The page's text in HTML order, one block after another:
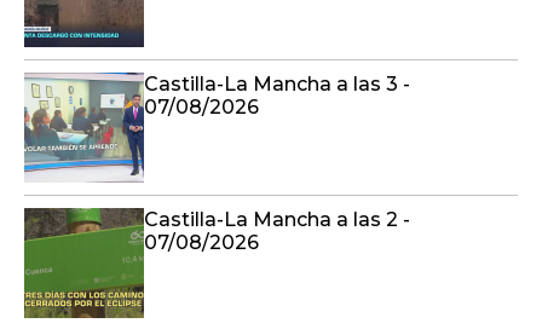
Castilla-La Mancha a las 3 -
07/08/2026
Castilla-La Mancha a las 2 -
07/08/2026